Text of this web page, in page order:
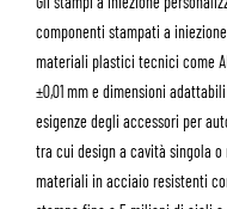
componenti stampati a
materiali plastici tecnici come
±0,01 mm e dimensioni
esigenze degli accessori per
tra cui design a cavità singola
materiali in acciaio resistenti